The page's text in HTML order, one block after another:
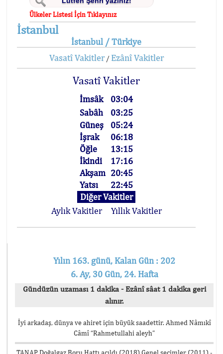
Ülkeler Listesi İçin Tıklayınız
İstanbul
İstanbul / Türkiye
Vasatî Vakitler/ Ezânî Vakitler
Vasatî Vakitler
İmsâk
03:04
Sabâh
03:25
Güneş
05:24
İşrak
06:18
Öğle
13:15
İkindi
17:16
Akşam 20:45
Yatsı
22:45
Diğer Vakitler
Aylık Vakitler
Yıllık Vakitler
Yılın 163. günü, Kalan Gün : 202
6. Ay, 30 Gün, 24. Hafta
Gündüzün uzaması 1 dakika - Ezânî sâat 1 dakika geri
alınır.
İyi arkadaş, dünya ve ahiret için büyük saadettir. Ahmed Nâmıkî
Câmî “Rahmetullahi aleyh”